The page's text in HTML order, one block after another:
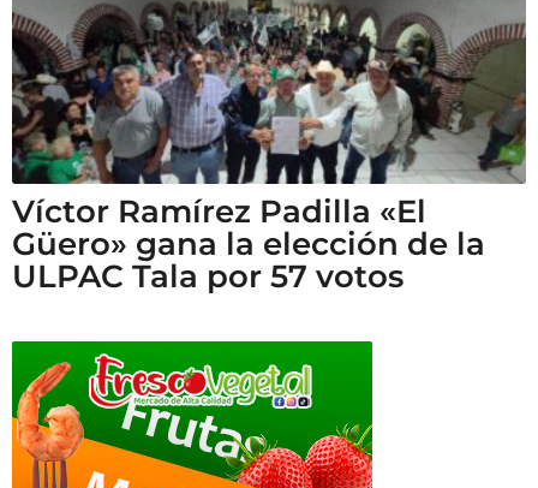
Víctor Ramírez Padilla «El
Güero» gana la elección de la
ULPAC Tala por 57 votos